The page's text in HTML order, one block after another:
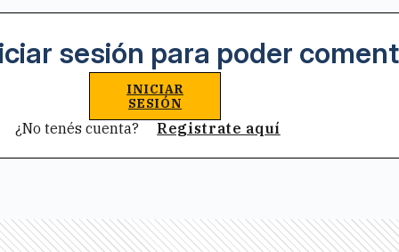
sesión para poder
INICIAR
SESIÓN
¿No tenés cuenta? Registrate aquí